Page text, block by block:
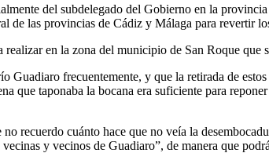
del subdelegado del Gobierno en la
las provincias de Cádiz y Málaga para revertir
en la zona del municipio de San Roque que
frecuentemente, y que la retirada de
que taponaba la bocana era suficiente para
recuerdo cuánto hace que no veía la
y vecinos de Guadiaro”, de manera que